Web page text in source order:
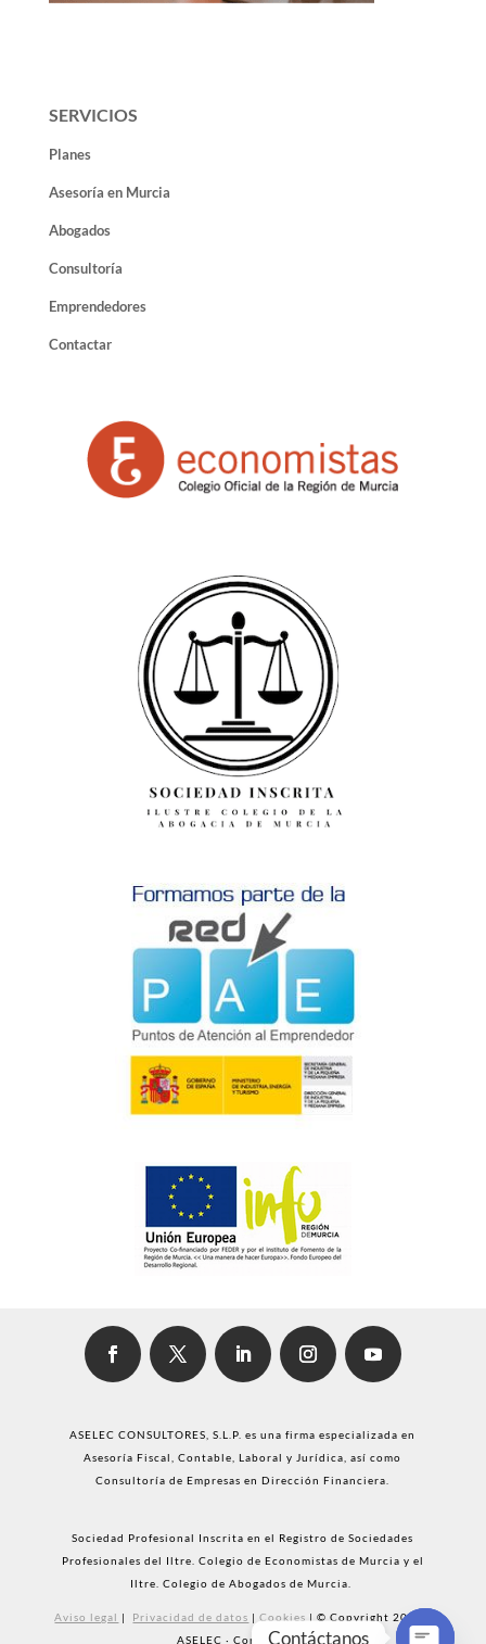
SERVICIOS
Planes
Asesoría en Murcia
Abogados
Consultoría
Emprendedores
Contactar
ASELEC CONSULTORES, S.L.P. es una firma especializada en
Asesoría Fiscal, Contable, Laboral y Jurídica, así como
Consultoría de Empresas en Dirección Financiera.
Sociedad Profesional Inscrita en el Registro de Sociedades
Profesionales del Iltre. Colegio de Economistas de Murcia y el
Iltre. Colegio de Abogados de Murcia.
Aviso legal | Privacidad de datos |Cookies |© Copyright 2021 |
ASELEC · Consultores.Contáctanos